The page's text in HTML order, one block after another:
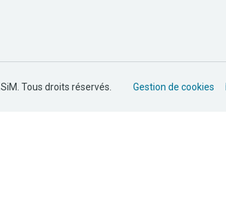
Tous droits réservés. Gestion de cookies